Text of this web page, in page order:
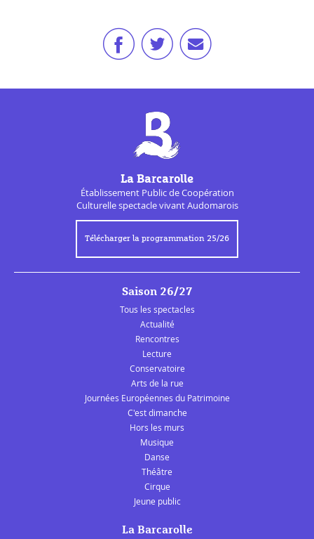
La Barcarolle
Établissement Public deCoopération
Culturellespectacle vivant Audomarois
Télécharger la programmation 25/26
Saison 26/27
Tous les spectacles
Actualité
Rencontres
Lecture
Conservatoire
Arts de la rue
Journées Européennes du Patrimoine
C'est dimanche
Hors les murs
Musique
Danse
Théâtre
Cirque
Jeune public
La Barcarolle